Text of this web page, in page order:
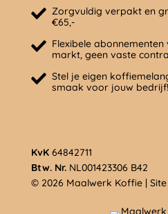
Zorgvuldig verpakt en
€65,-
Flexibele
markt, geen vaste
Stel je eigen
smaak voor jouw bedrijf!
KvK64842711
Btw. Nr.NL001423306 B42
© 2026 Maalwerk Koffie |